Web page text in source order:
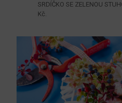
SRDÍČKO SE ZELENOU
Kč.